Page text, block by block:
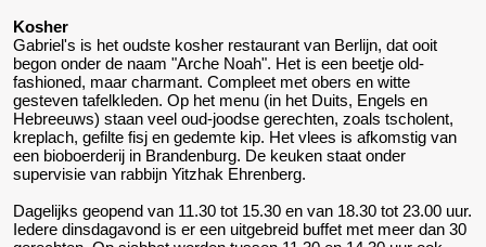
Kosher
Gabriel's is het oudste kosher restaurant van Berlijn, dat ooit
begon onder de naam "Arche Noah". Het is een beetje old-
fashioned, maar charmant. Compleet met obers en witte
gesteven tafelkleden. Op het menu (in het Duits, Engels en
Hebreeuws) staan veel oud-joodse gerechten, zoals tscholent,
kreplach, gefilte fisj en gedemte kip. Het vlees is afkomstig van
een bioboerderij in Brandenburg. De keuken staat onder
supervisie van rabbijn Yitzhak Ehrenberg.
Dagelijks geopend van 11.30 tot 15.30 en van 18.30 tot 23.00 uur.
Iedere dinsdagavond is er een uitgebreid buffet met meer dan 30